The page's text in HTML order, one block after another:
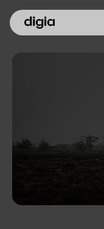
Digia yrityksenä
Sijoittajille
Meille töihin